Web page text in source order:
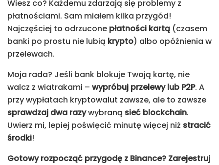
Wiesz co? Każdemu zdarzają się problemy z
płatnościami. Sam miałem kilka przygód!
Najczęściej to odrzucone płatności kartą (czasem
banki po prostu nie lubią krypto) albo opóźnienia w
przelewach.
Moja rada? Jeśli bank blokuje Twoją kartę, nie
walcz z wiatrakami – wypróbuj przelewy lub P2P. A
przy wypłatach kryptowalut zawsze, ale to zawsze
sprawdzaj dwa razywybraną sieć blockchain.
Uwierz mi, lepiej poświęcić minutę więcej niż stracić
środki!
Gotowy rozpocząć przygodę z Binance? Zarejestruj